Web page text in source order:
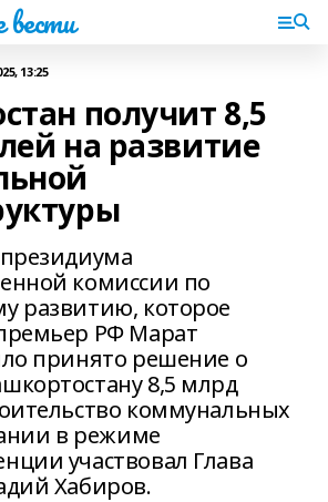
вести
13:25
получит 8,5
на развитие
комиссии по
развитию, которое
РФ Марат
принято решение о
8,5 млрд
коммунальных
в режиме
участвовал Глава
Хабиров.